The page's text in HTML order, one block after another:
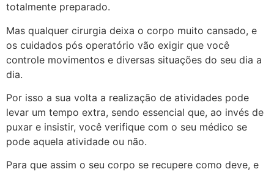
totalmente preparado.
Mas qualquer cirurgia deixa o corpo muito cansado, e
os cuidados pós operatório vão exigir que você
controle movimentos e diversas situações do seu dia a
dia.
Por isso a sua volta a realização de atividades pode
levar um tempo extra, sendo essencial que, ao invés de
puxar e insistir, você verifique com o seu médico se
pode aquela atividade ou não.
Para que assim o seu corpo se recupere como deve, e